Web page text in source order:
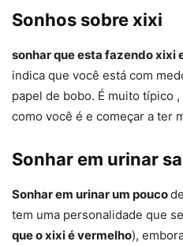
Sonhos sobre xixi
sonhar que esta fazendo xixi
indica que você está com
papel de bobo. É muito típico
como você é e começar a ter
Sonhar em urinar
Sonhar em urinar um pouco
tem uma personalidade que
que o xixi é vermelho),